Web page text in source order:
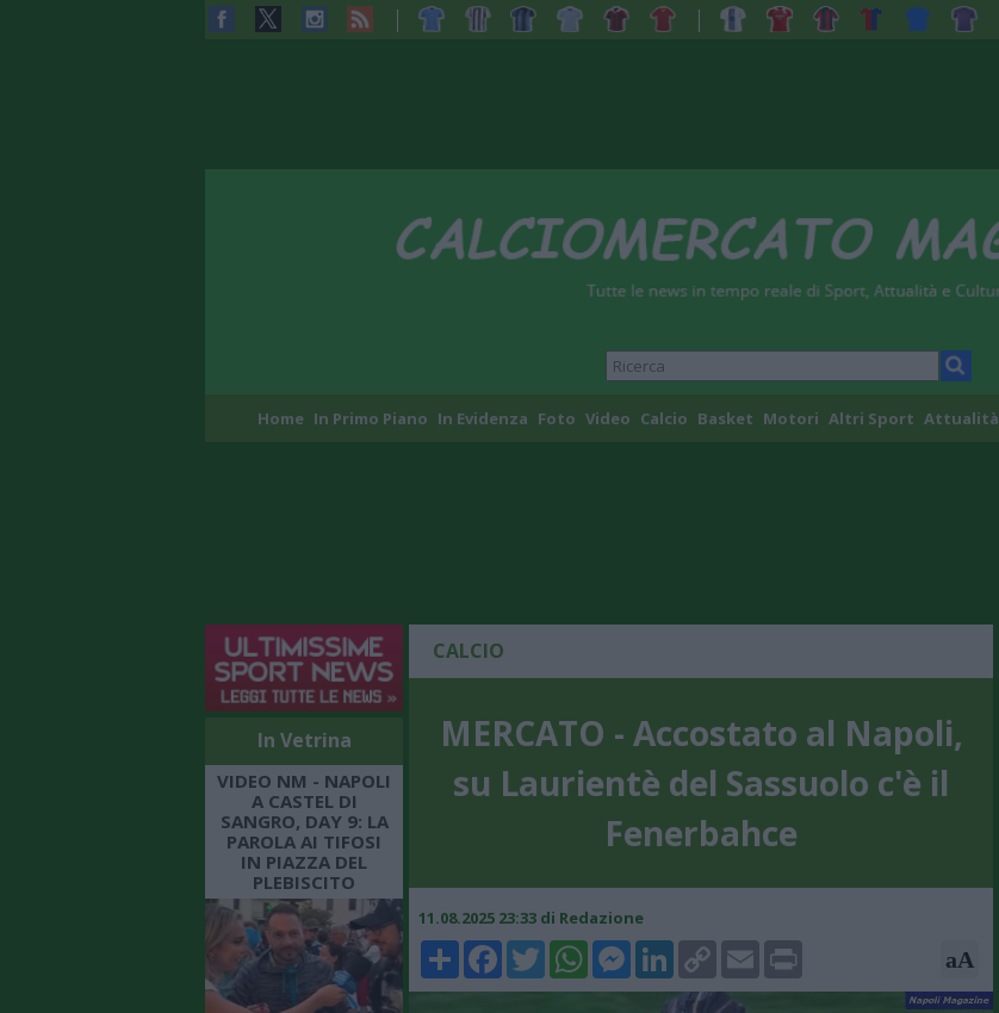
Home In Primo Piano In Evidenza Foto Video Calcio Basket Motori Altri Sport Attualità
In Vetrina
VIDEO NM - NAPOLI
A CASTEL DI
SANGRO, DAY 9: LA
PAROLA AI TIFOSI
IN PIAZZA DEL
PLEBISCITO
CALCIO
MERCATO - Accostato al Napoli,
su Laurientè del Sassuolo c'è il
Fenerbahce
11.08.2025 23:33 di Redazione
ShareFacebookTwitterWhatsAppMessenger
LinkedIn
Copy
Link
Email Print aA